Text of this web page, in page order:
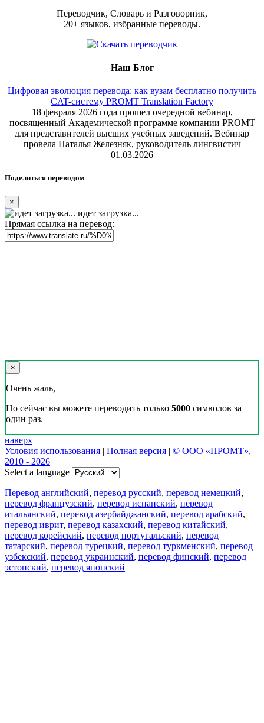
Переводчик, Словарь и Разговорник,
20+ языков, избранные переводы.
Наш Блог
Цифровая эволюция перевода: как вузам бесплатно получить
CAT-систему PROMT Translation Factory
18 февраля 2026 года прошел очередной вебинар,
посвященный Академической программе компании PROMT
для представителей высших учебных заведений. Вебинар
провела Наталья Железняк, руководитель лингвистич
01.03.2026
Поделиться переводом
×
идет загрузка...
Прямая ссылка на перевод:
×
Очень жаль,
Но сейчас вы можете переводить только 5000 символов за
один раз.
наверх
Условия использования | Полная версия | © ООО «ПРОМТ»,
2010 - 2026
Select a language
Перевод английский, перевод русский, перевод немецкий,
перевод французский, перевод испанский, перевод
итальянский, перевод азербайджанский, перевод арабский,
перевод иврит, перевод казахский, перевод китайский,
перевод корейский, перевод португальский, перевод
татарский, перевод турецкий, перевод туркменский, перевод
узбекский, перевод украинский, перевод финский, перевод
эстонский, перевод японский